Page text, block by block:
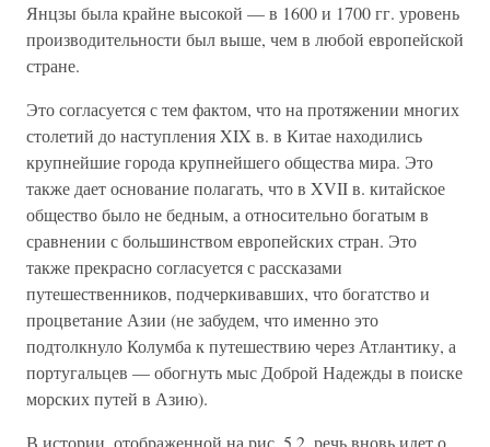
Янцзы была крайне высокой — в 1600 и 1700 гг. уровень
производительности был выше, чем в любой европейской
стране.
Это согласуется с тем фактом, что на протяжении многих
столетий до наступления XIX в. в Китае находились
крупнейшие города крупнейшего общества мира. Это
также дает основание полагать, что в XVII в. китайское
общество было не бедным, а относительно богатым в
сравнении с большинством европейских стран. Это
также прекрасно согласуется с рассказами
путешественников, подчеркивавших, что богатство и
процветание Азии (не забудем, что именно это
подтолкнуло Колумба к путешествию через Атлантику, а
португальцев — обогнуть мыс Доброй Надежды в поиске
морских путей в Азию).